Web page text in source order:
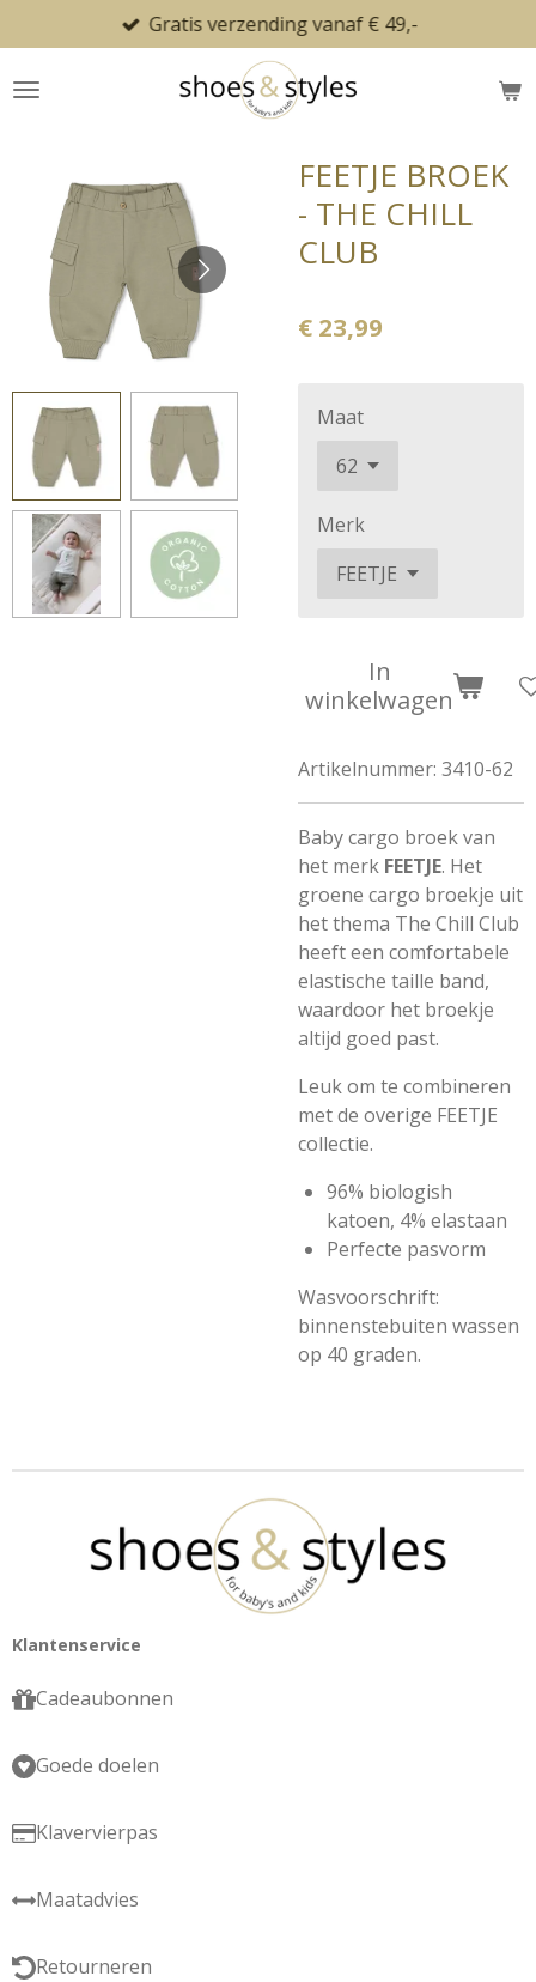
direct
naar
Gratis verzending vanaf € 49,-
FEETJE BROEK
- THE CHILL
CLUB
€ 23,99
Maat
Merk
In
winkelwagen
Artikelnummer: 3410-62
Baby cargo broek van
het merk FEETJE. Het
groene cargo broekje uit
het thema The Chill Club
heeft een comfortabele
elastische taille band,
waardoor het broekje
altijd goed past.
Leuk om te combineren
met de overige FEETJE
collectie.
96% biologish
katoen, 4% elastaan
Perfecte pasvorm
Wasvoorschrift:
binnenstebuiten wassen
op 40 graden.
Klantenservice
Cadeaubonnen
Goede doelen
Klavervierpas
Maatadvies
Retourneren